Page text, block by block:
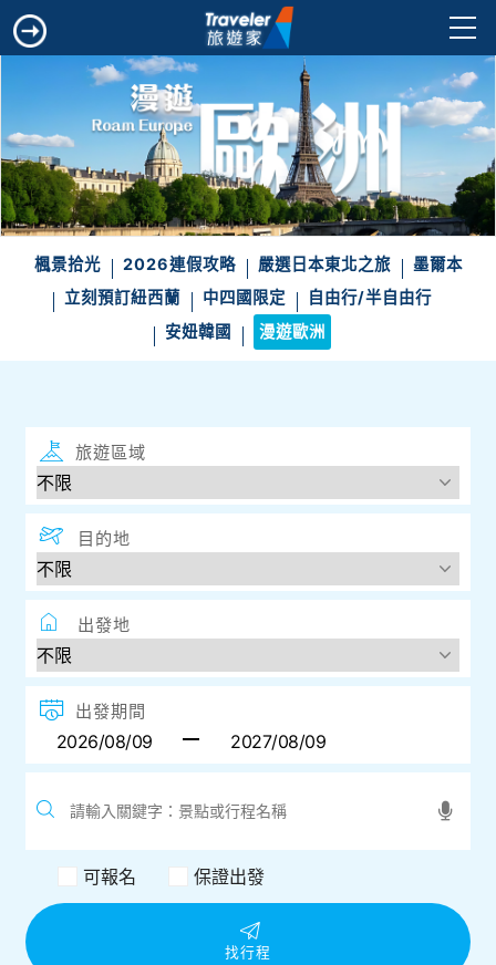
楓景拾光 2026連假攻略 嚴選日本東北之旅
墨爾本
立刻預訂紐西蘭
中四國限定
自由行/半自由行
安妞韓國
漫遊歐洲
旅遊區域
目的地
出發地
出發期間
可報名 保證出發
找行程